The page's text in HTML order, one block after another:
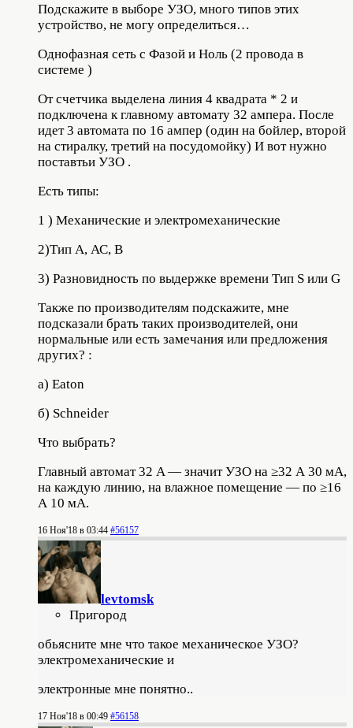
Подскажите в выборе УЗО, много типов этих
устройство, не могу определиться…
Однофазная сеть с Фазой и Ноль (2 провода в
системе )
От счетчика выделена линия 4 квадрата * 2 и
подключена к главному автомату 32 ампера. После
идет 3 автомата по 16 ампер (один на бойлер, второй
на стиралку, третий на посудомойку) И вот нужно
поставтьи УЗО .
Есть типы:
1 ) Механические и электромеханические
2)Тип А, АС, B
3) Разновидность по выдержке времени Тип S или G
Также по производителям подскажите, мне
подсказали брать таких производителей, они
нормальные или есть замечания или предложения
других? :
а) Eaton
б) Schneider
Что выбрать?
Главный автомат 32 A — значит УЗО на ≥32 А 30 мА,
на каждую линию, на влажное помещение — по ≥16
А 10 мА.
16 Ноя'18 в 03:44 #56157
levtomsk
Пригород
обьясните мне что такое механическое УЗО?
электромеханические и
электронные мне понятно..
17 Ноя'18 в 00:49 #56158